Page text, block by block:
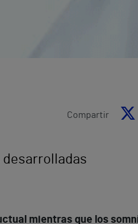
Compartir
desarrolladas
mientras que los